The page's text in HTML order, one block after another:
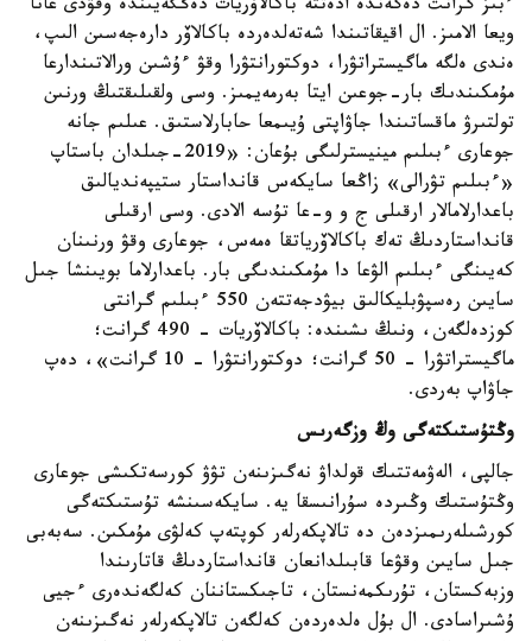
ءبىز گرانت دەگەندە ادەتتە باكالاۆريات دەڭگەيىندە وقۋدى عانا
ويعا الامىز. ال اقيقاتىندا شەتەلدەردە باكالاۆر دارەجەسىن الىپ،
ەندى ەلگە ماگيستراتۋرا، دوكتورانتۋرا وقۋ ءۇشىن ورالاتىندارعا
مۇمكىندىك بار-جوعىن ايتا بەرمەيمىز. وسى ولقىلىقتىڭ ورنىن
تولتىرۋ ماقساتىندا جاۋاپتى ۇيىمعا حابارلاستىق. عىلىم جانە
جوعارى ءبىلىم مينيسترلىگى بۇعان: «2019-جىلدان باستاپ
«ءبىلىم تۋرالى» زاڭعا سايكەس قانداستار ستيپەنديالىق
باعدارلامالار ارقىلى ج و و-عا تۇسە الادى. وسى ارقىلى
قانداستاردىڭ تەك باكالاۆرياتقا ەمەس، جوعارى وقۋ ورنىنان
كەيىنگى ءبىلىم الۋعا دا مۇمكىندىگى بار. باعدارلاما بويىنشا جىل
سايىن رەسپۋبليكالىق بيۋدجەتتەن 550 ءبىلىم گرانتى
كوزدەلگەن، ونىڭ ىشىندە: باكالاۆريات - 490 گرانت؛
ماگيستراتۋرا - 50 گرانت؛ دوكتورانتۋرا - 10 گرانت»، دەپ
جاۋاپ بەردى.
وڭتۇستىكتەگى وڭ وزگەرىس
جالپى، الەۋمەتتىك قولداۋ نەگىزىنەن تۋۋ كورسەتكىشى جوعارى
وڭتۇستىك وڭىردە سۇرانىسقا يە. سايكەسىنشە تۇستىكتەگى
كورشىلەرىمىزدەن دە تالاپكەرلەر كوپتەپ كەلۋى مۇمكىن. سەبەبى
جىل سايىن وقۋعا قابىلدانعان قانداستاردىڭ قاتارىندا
وزبەكستان، تۇرىكمەنستان، تاجىكستاننان كەلگەندەرى ءجيى
ۇشىراسادى. ال بۇل ەلدەردەن كەلگەن تالاپكەرلەر نەگىزىنەن